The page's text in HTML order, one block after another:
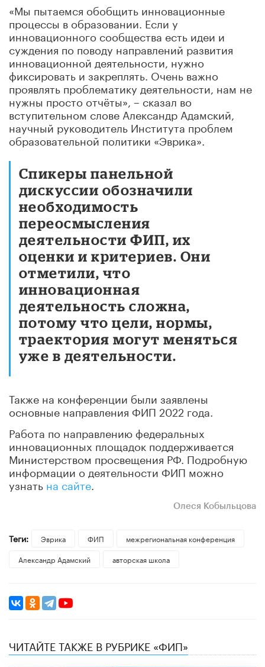
«Мы пытаемся обобщить инновационные
процессы в образовании. Если у
инновационного сообщества есть идеи и
суждения по поводу направлений развития
инновационной деятельности, нужно
фиксировать и закреплять. Очень важно
проявлять проблематику деятельности, нам не
нужны просто отчёты», – сказал во
вступительном слове Александр Адамский,
научный руководитель Института проблем
образовательной политики «Эврика».
Спикеры панельной
дискуссии обозначили
необходимость
переосмысления
деятельности ФИП, их
оценки и критериев. Они
отметили, что
инновационная
деятельность сложна,
потому что цели, нормы,
траектория могут меняться
уже в деятельности.
Также на конференции были заявлены
основные направления ФИП 2022 года.
Работа по направлению федеральных
инновационных площадок поддерживается
Министерством просвещения РФ. Подробную
информации о деятельности ФИП можно
узнать на сайте.
Олеся Кобыльцова
Теги: Эврика ФИП
межрегиональная конференция
Александр Адамский
авторская школа
ЧИТАЙТЕ ТАКЖЕ В РУБРИКЕ «ФИП»